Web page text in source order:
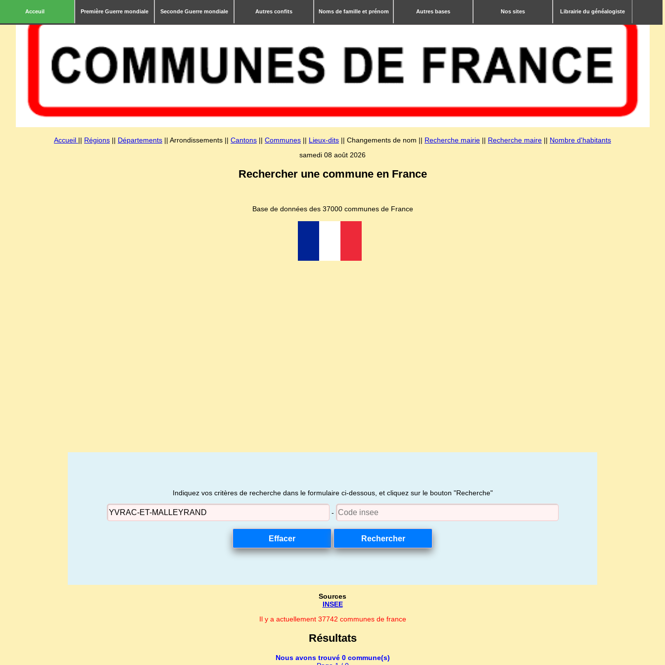
Acceuil Première Guerre mondiale Seconde Guerre mondiale Autres confits Noms de famille et prénom Autres bases Nos sites Librairie du généalogiste
Accueil || Régions || Départements || Arrondissements || Cantons || Communes || Lieux-dits || Changements de nom || Recherche mairie || Recherche maire || Nombre d'habitants
samedi 08 août 2026
Rechercher une commune en France
Base de données des 37000 communes de France
Indiquez vos critères de recherche dans le formulaire ci-dessous, et cliquez sur le bouton "Recherche"
-
Sources
INSEE
Il y a actuellement 37742 communes de france
Résultats
Nous avons trouvé 0 commune(s)